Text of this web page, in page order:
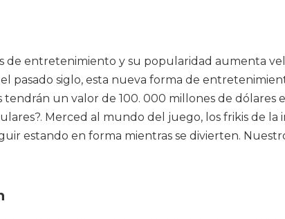
de entretenimiento y su popularidad aumenta
pasado siglo, esta nueva forma de
un valor de 100. 000 millones de dólares
Merced al mundo del juego, los frikis de
estando en forma mientras se divierten.